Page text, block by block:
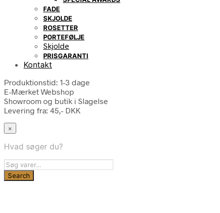
FADE
SKJOLDE
ROSETTER
PORTEFØLJE
Skjolde
PRISGARANTI
Kontakt
Produktionstid: 1-3 dage
E-Mærket Webshop
Showroom og butik i Slagelse
Levering fra: 45,- DKK
×
Hvad søger du?